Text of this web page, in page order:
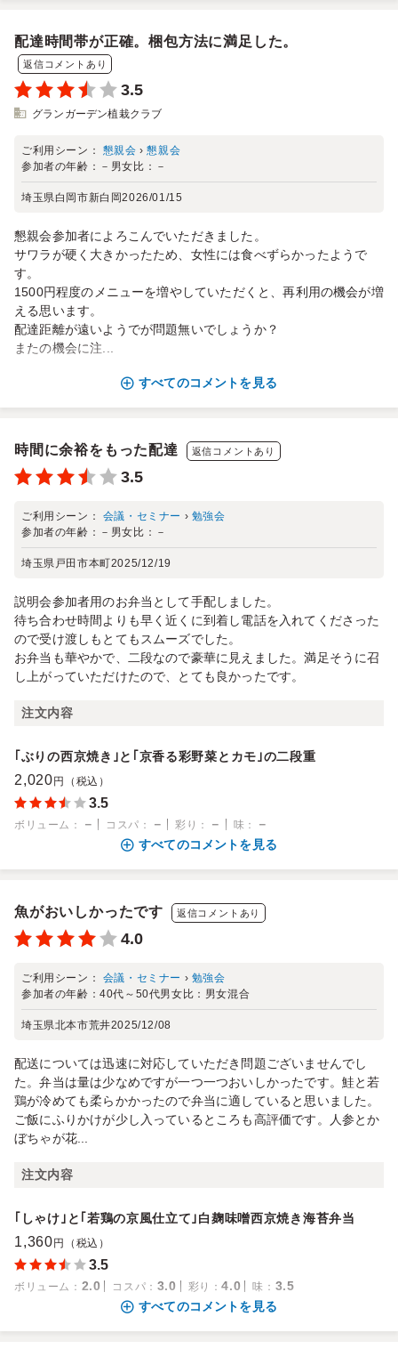
配達時間帯が正確。梱包方法に満足した。
返信コメントあり
3.5
グランガーデン植栽クラブ
ご利用シーン： 懇親会 ›懇親会
参加者の年齢： － 男女比： －
埼玉県白岡市新白岡2026/01/15
懇親会参加者によろこんでいただきました。
サワラが硬く大きかったため、女性には食べずらかったようで
す。
1500円程度のメニューを増やしていただくと、再利用の機会が増
える思います。
配達距離が遠いようでが問題無いでしょうか？
またの機会に注...
すべてのコメントを見る
時間に余裕をもった配達 返信コメントあり
3.5
ご利用シーン： 会議・セミナー › 勉強会
参加者の年齢： － 男女比： －
埼玉県戸田市本町2025/12/19
説明会参加者用のお弁当として手配しました。
待ち合わせ時間よりも早く近くに到着し電話を入れてくださった
ので受け渡しもとてもスムーズでした。
お弁当も華やかで、二段なので豪華に見えました。満足そうに召
し上がっていただけたので、とても良かったです。
注文内容
｢ぶりの西京焼き｣と｢京香る彩野菜とカモ｣の二段重
2,020 円（税込）
3.5
ボリューム ： － コスパ ： － 彩り ： － 味 ：
－
すべてのコメントを見る
魚がおいしかったです 返信コメントあり
4.0
ご利用シーン： 会議・セミナー › 勉強会
参加者の年齢：40代～50代男女比： 男女混合
埼玉県北本市荒井2025/12/08
配送については迅速に対応していただき問題ございませんでし
た。弁当は量は少なめですが一つ一つおいしかったです。鮭と若
鶏が冷めても柔らかかったので弁当に適していると思いました。
ご飯にふりかけが少し入っているところも高評価です。人参とか
ぼちゃが花...
注文内容
｢しゃけ｣と｢若鶏の京風仕立て｣白麹味噌西京焼き海苔弁当
1,360 円（税込）
3.5
ボリューム ： 2.0 コスパ ： 3.0 彩り ：4.0 味 ： 3.5
すべてのコメントを見る